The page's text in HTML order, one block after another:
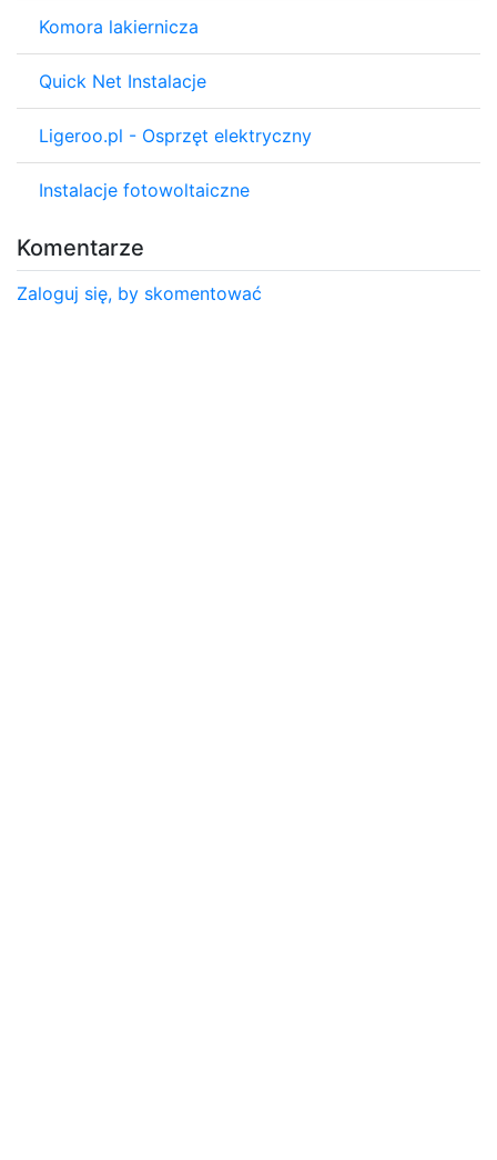
Komora lakiernicza
Quick Net Instalacje
Ligeroo.pl - Osprzęt elektryczny
Instalacje fotowoltaiczne
Komentarze
Zaloguj się, by skomentować